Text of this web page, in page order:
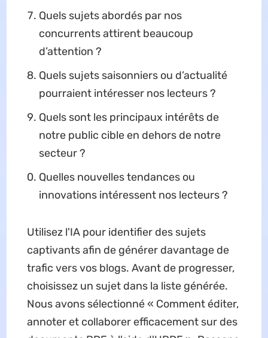
Quels sujets abordés par nos
concurrents attirent beaucoup
d’attention ?
Quels sujets saisonniers ou d’actualité
pourraient intéresser nos lecteurs ?
Quels sont les principaux intérêts de
notre public cible en dehors de notre
secteur ?
Quelles nouvelles tendances ou
innovations intéressent nos lecteurs ?
Utilisez l'IA pour identifier des sujets
captivants afin de générer davantage de
trafic vers vos blogs. Avant de progresser,
choisissez un sujet dans la liste générée.
Nous avons sélectionné « Comment éditer,
annoter et collaborer efficacement sur des